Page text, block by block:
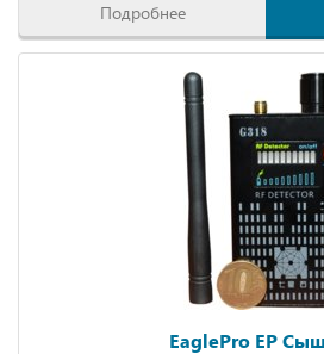
Подробнее
EaglePro EP